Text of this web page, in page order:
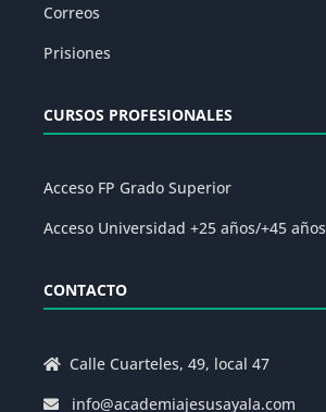
Correos
Prisiones
CURSOS PROFESIONALES
Acceso FP Grado Superior
Acceso Universidad +25 años/+45 años
CONTACTO
Calle Cuarteles, 49, local 47
info@academiajesusayala.com